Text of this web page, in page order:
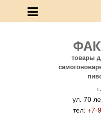
товары
ул. 70
тел: +7-